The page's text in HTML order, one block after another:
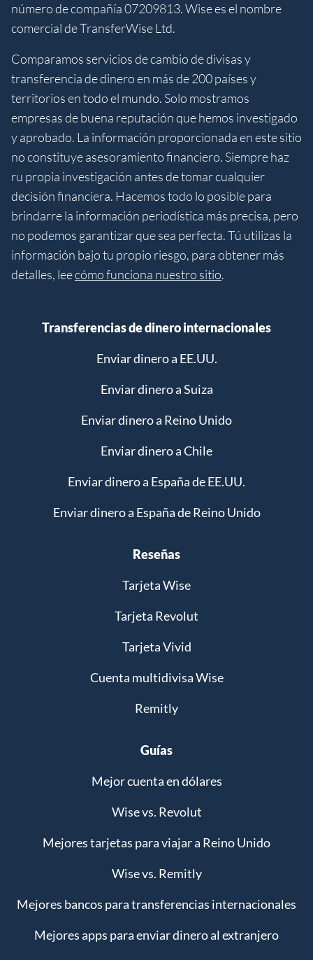
número de compañía 07209813. Wise es el nombre
comercial de TransferWise Ltd.
Comparamos servicios de cambio de divisas y
transferencia de dinero en más de 200 países y
territorios en todo el mundo. Solo mostramos
empresas de buena reputación que hemos investigado
y aprobado. La información proporcionada en este sitio
no constituye asesoramiento financiero. Siempre haz
ru propia investigación antes de tomar cualquier
decisión financiera. Hacemos todo lo posible para
brindarre la información periodística más precisa, pero
no podemos garantizar que sea perfecta. Tú utilizas la
información bajo tu propio riesgo, para obtener más
detalles, leecómo funciona nuestro sitio.
Transferencias de dinero internacionales
Enviar dinero a EE.UU.
Enviar dinero a Suiza
Enviar dinero a Reino Unido
Enviar dinero a Chile
Enviar dinero a España de EE.UU.
Enviar dinero a España de Reino Unido
Reseñas
Tarjeta Wise
Tarjeta Revolut
Tarjeta Vivid
Cuenta multidivisa Wise
Remitly
Guías
Mejor cuenta en dólares
Wise vs. Revolut
Mejores tarjetas para viajar a Reino Unido
Wise vs. Remitly
Mejores bancos para transferencias internacionales
Mejores apps para enviar dinero al extranjero